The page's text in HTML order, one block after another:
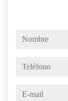
nombre
teléfono
e-mail